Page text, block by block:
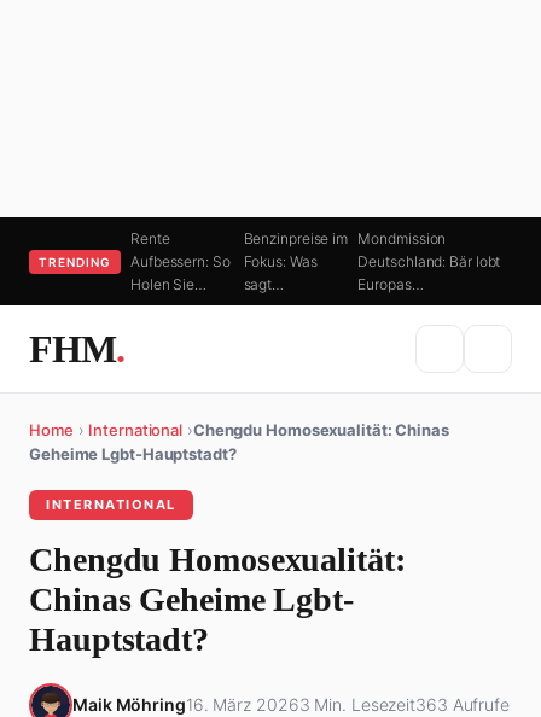
TRENDING
Rente
Aufbessern: So
Holen Sie…
Benzinpreise im
Fokus: Was
sagt…
Mondmission
Deutschland: Bär lobt
Europas…
FHM.
Home › International ›Chengdu Homosexualität: Chinas
Geheime Lgbt-Hauptstadt?
INTERNATIONAL
Chengdu Homosexualität:
Chinas Geheime Lgbt-
Hauptstadt?
Maik Möhring16. März 20263 Min. Lesezeit363 Aufrufe